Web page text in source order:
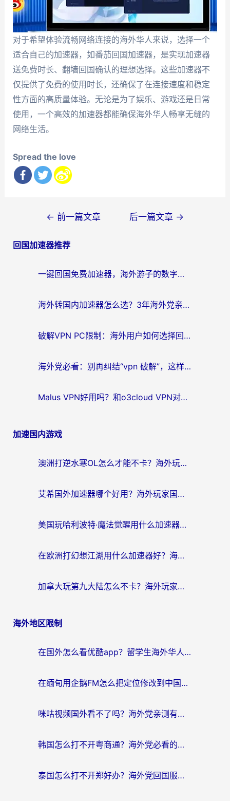
对于希望体验流畅网络连接的海外华人来说，选择一个
适合自己的加速器，如番茄回国加速器，是实现加速器
送免费时长、翻墙回国确认的理想选择。这些加速器不
仅提供了免费的使用时长，还确保了在连接速度和稳定
性方面的高质量体验。无论是为了娱乐、游戏还是日常
使用，一个高效的加速器都能确保海外华人畅享无缝的
网络生活。
Spread the love
导
← 前一篇文章 后一篇文章 →
回国加速器推荐
一键回国免费加速器，海外游子的数字归乡路
海外转国内加速器怎么选？3年海外党亲测指南，无缝刷剧玩游戏不再难
破解VPN PC限制：海外用户如何选择回国加速器实现无缝访问国内资源
海外党必看：别再纠结“vpn 破解”，这样选回国加速器才能真正无缝访问国内资源
Malus VPN好用吗？和o3cloud VPN对比哪个回国效果更好？
加速国内游戏
澳洲打逆水寒OL怎么才能不卡？海外玩家国服游戏加速终极指南（附梦幻模拟战地铁跑酷解决办法）
艾希国外加速器哪个好用？海外玩家国服游戏畅玩终极指南（附欧洲玩鸣潮街头篮球实测）
美国玩哈利波特·魔法觉醒用什么加速器？告别延迟的终极指南（含免费QQ炫舞方案+印尼妄想山海秘籍）
在欧洲打幻想江湖用什么加速器好？海外玩家国服游戏畅玩指南
加拿大玩第九大陆怎么不卡？海外玩家国服游戏加速全攻略（附足球世界萤火突击实测）
海外地区限制
在国外怎么看优酷app？留学生海外华人必看的无限制追剧指南
在缅甸用企鹅FM怎么把定位修改到中国国内？海外党解决地域限制的实用指南
咪咕视频国外看不了吗？海外党亲测有效的回国加速解决方案
韩国怎么打不开粤商通？海外党必看的回国加速器选择指南（附加拿大农行俄罗斯有缘网解决方案）
泰国怎么打不开郑好办？海外党回国服务+影音追剧全搞定的实用指南